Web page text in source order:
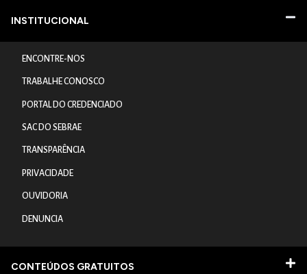
INSTITUCIONAL
ENCONTRE-NOS
TRABALHE CONOSCO
PORTAL DO CREDENCIADO
SAC DO SEBRAE
TRANSPARÊNCIA
PRIVACIDADE
OUVIDORIA
DENUNCIA
CONTEÚDOS GRATUITOS